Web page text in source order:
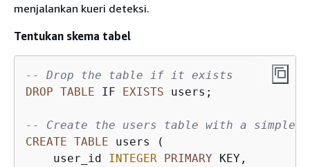
menjalankan kueri deteksi.
Tentukan skema tabel
-- Drop the table if it exists
DROP TABLE IF EXISTS users;
-- Create the users table with a simple
CREATE TABLE users (
    user_id
INTEGER PRIMARY KEY,